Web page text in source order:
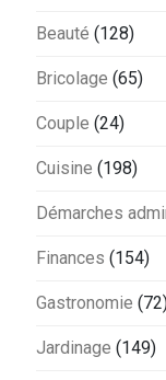
Beauté (128)
Bricolage (65)
Couple (24)
Cuisine (198)
Démarches
Finances (154)
Gastronomie
Jardinage (149)